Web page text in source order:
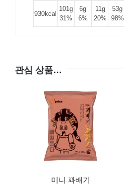
930kcal
101g
31%
6g
6%
11g
20%
53g
98%
관심 상품…
미니 꽈배기